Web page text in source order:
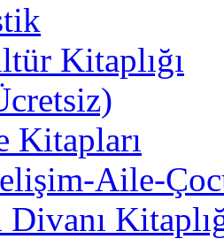
Kitaplığı
Kitapları
Aile-